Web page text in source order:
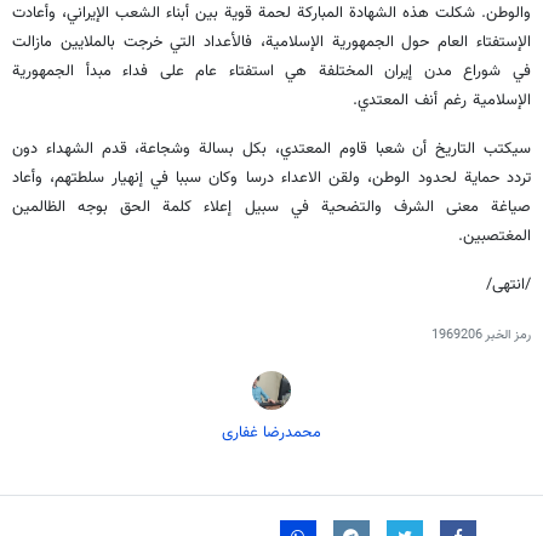
والوطن. شكلت هذه الشهادة المباركة لحمة قوية بين أبناء الشعب الإيراني، وأعادت
الإستفتاء العام حول الجمهورية الإسلامية، فالأعداد التي خرجت بالملايين مازالت
في شوراع مدن إيران المختلفة هي استفتاء عام على فداء مبدأ الجمهورية
الإسلامية رغم أنف المعتدي.
سيكتب التاريخ أن شعبا قاوم المعتدي، بكل بسالة وشجاعة، قدم الشهداء دون
تردد حماية لحدود الوطن، ولقن الاعداء درسا وكان سببا في إنهيار سلطتهم، وأعاد
صياغة معنى الشرف والتضحية في سبيل إعلاء كلمة الحق بوجه الظالمين
المغتصبين.
/انتهى/
رمز الخبر1969206
محمدرضا غفاری